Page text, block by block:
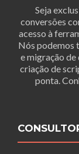
Seja
conversões
acesso à
Nós podemos
e migração de
criação de
ponta.